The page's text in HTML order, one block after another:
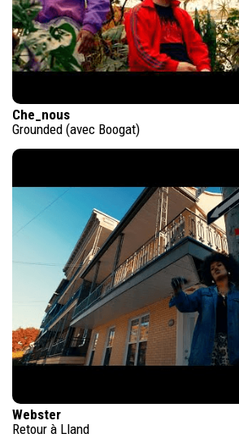
Che_nous
Grounded (avec Boogat)
Webster
Retour à Lland